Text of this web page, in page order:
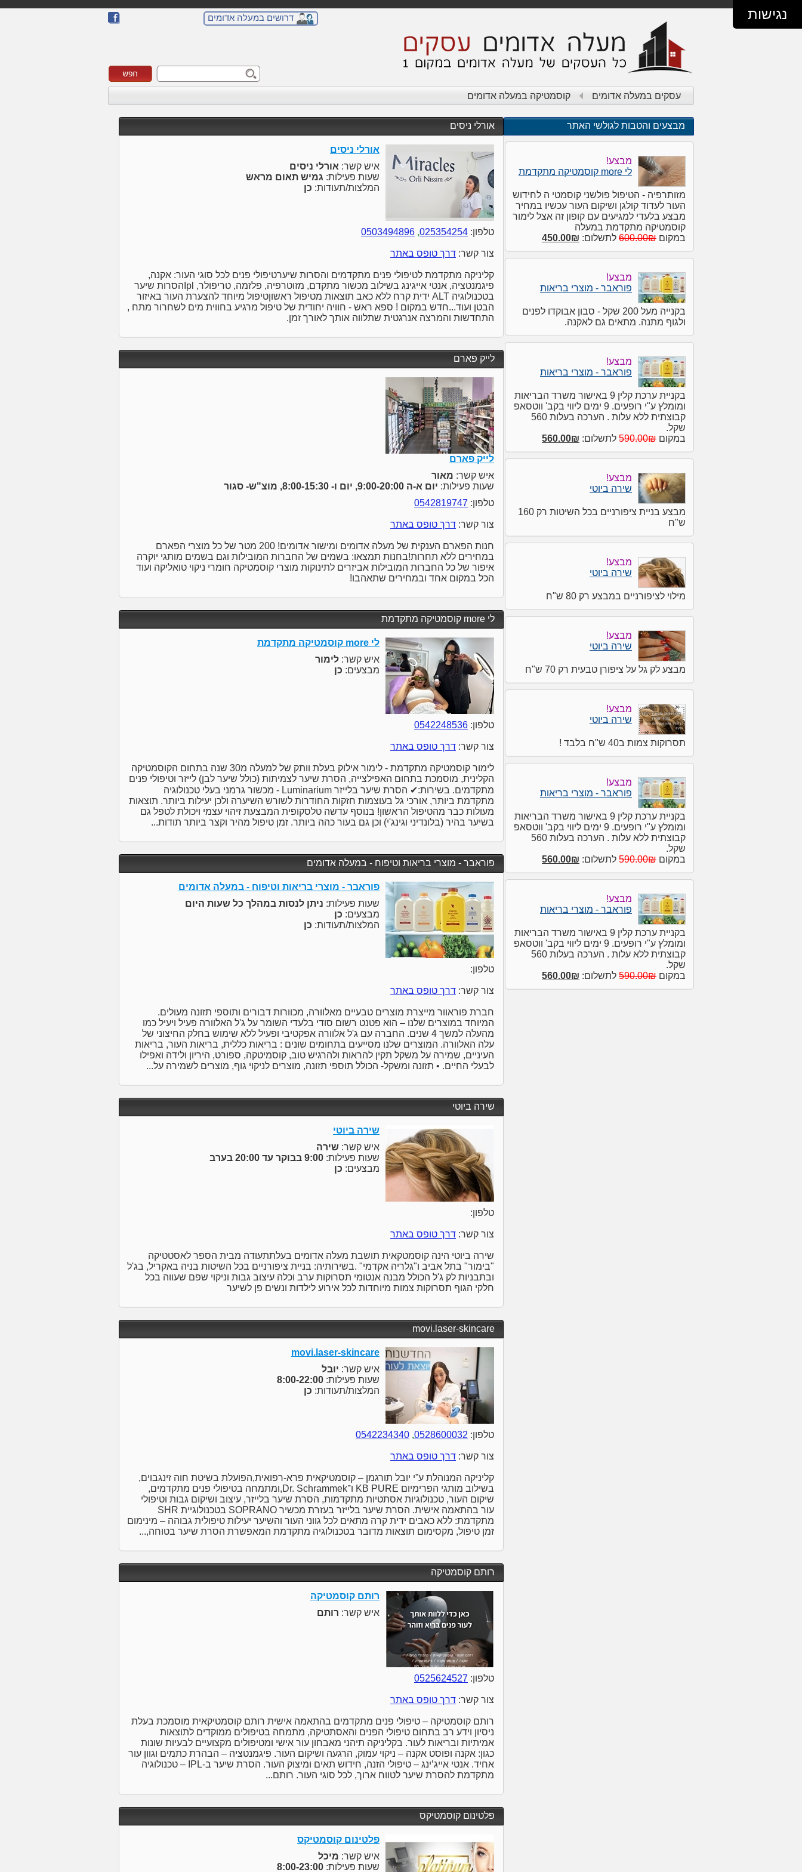
נגישות דרושים במעלה אדומים
עסקים במעלה אדומים קוסמטיקה במעלה אדומים
אורלי ניסים
אורלי ניסים
איש קשר: אורלי ניסים
שעות פעילות: גמיש תאום מראש
המלצות/תעודות: כן
טלפון: 025354254
,
0503494896
צור קשר: דרך טופס באתר
קליניקה מתקדמת לטיפולי פנים מתקדמים והסרות שיערטיפולי פנים לכל סוגי העור: אקנה,
פיגמנטציה, אנטי אייגינג בשילוב מכשור מתקדם, מזוטרפיה, פלזמה, טריפולר, Iplהסרות שיער
בטכנולוגיה ALT ידית קרח ללא כאב תוצאות מטיפול ראשוןטיפול מיוחד להצערת העור באיזור
הבטן ועוד...חדש במקום ! ספא ראש - חוויה יחודית של טיפול מרגיע בחווית מים לשחרור מתח ,
התחדשות והמרצה אנרגטית שתלווה אותך לאורך זמן.
לייק פארם
לייק פארם
איש קשר: מאור
שעות פעילות: יום א-ה 9:00-20:00, יום ו- 8:00-15:30, מוצ"ש- סגור
טלפון: 0542819747
צור קשר: דרך טופס באתר
חנות הפארם הענקית של מעלה אדומים ומישור אדומים! 200 מטר של כל מוצרי הפארם
במחירים ללא תחרות!בחנות תמצאו: בשמים של החברות המובילות וגם בשמים מותגי יוקרה
איפור של כל החברות המובילות אביזרים לתינוקות מוצרי קוסמטיקה חומרי ניקוי טואליקה ועוד
הכל במקום אחד ובמחירים שתאהבו!
לי more קוסמטיקה מתקדמת
לי more קוסמטיקה מתקדמת
איש קשר: לימור
מבצעים: כן
טלפון: 0542248536
צור קשר: דרך טופס באתר
לימור קוסמטיקה מתקדמת - לימור אילוק בעלת וותק של למעלה מ30 שנה בתחום הקוסמטיקה
הקלינית, מוסמכת בתחום האפילצייה, הסרת שיער לצמיתות (כולל שיער לבן) לייזר וטיפולי פנים
מתקדמים. בשירות:✔ הסרת שיער בלייזר Luminarium - מכשור גרמני בעלי טכנולוגיה
מתקדמת ביותר, אורכי גל בעוצמות חזקות החודרות לשורש השיערה ולכן יעילות ביותר. תוצאות
מעולות כבר מהטיפול הראשון! בנוסף עדשה טלסקופית המבצעת זיהוי עצמי ויכולת לטפל גם
בשיער בהיר (בלונדיני וגינג'י) וכן גם בעור כהה ביותר. זמן טיפול מהיר וקצר ביותר תודות...
פוראבר - מוצרי בריאות וטיפוח - במעלה אדומים
פוראבר - מוצרי בריאות וטיפוח - במעלה אדומים
שעות פעילות: ניתן לנסות במהלך כל שעות היום
מבצעים: כן
המלצות/תעודות: כן
טלפון:
צור קשר: דרך טופס באתר
חברת פוראוור מייצרת מוצרים טבעיים מאלוורה, מכוורות דבורים ותוספי תזונה מעולים.
המיוחד במוצרים שלנו – הוא פטנט רשום סודי בלעדי השומר על ג'ל האלוורה פעיל ויעיל כמו
מהעלה למשך 4 שנים. החברה עם ג'ל אלוורה אפקטיבי ופעיל ללא שימוש בחלק החיצוני של
עלה האלוורה. המוצרים שלנו מסייעים בתחומים שונים : בריאות כללית, בריאות העור, בריאות
העיניים, שמירה על משקל תקין להראות ולהרגיש טוב, קוסמיטקה, ספורט, היריון ולידה ואפילו
לבעלי החיים. • תזונה ומשקל- הכולל תוספי תזונה, מוצרים לניקוי גוף, מוצרים לשמירה על...
שירה ביוטי
שירה ביוטי
איש קשר: שירה
שעות פעילות: 9:00 בבוקר עד 20:00 בערב
מבצעים: כן
טלפון:
צור קשר: דרך טופס באתר
שירה ביוטי הינה קוסמטקאית תושבת מעלה אדומים בעלתתעודה מבית הספר לאסטטיקה
"בימור" בתל אביב ו"גלריה אקדמי" .בשירותיה: בניית ציפורניים בכל השיטות בניה באקריל, בג'ל
ובתבניות לק ג'ל הכולל מבנה אנטומי תסרוקות ערב וכלה עיצוב גבות וניקוי שפם שעווה בכל
חלקי הגוף תסרוקות צמות מיוחדות לכל אירוע לילדות ונשים פן לשיער
movi.laser-skincare
movi.laser-skincare
איש קשר: יובל
שעות פעילות: 8:00-22:00
המלצות/תעודות: כן
טלפון: 0528600032
,
0542234340
צור קשר: דרך טופס באתר
קליניקה המנוהלת ע”י יובל תורגמן – קוסמטיקאית פרא-רפואית,הפועלת בשיטת חוה זינגבוים,
בשילוב מותגי הפרימיום KB PURE ו־Dr. Schrammek,ומתמחה בטיפולי פנים מתקדמים,
שיקום העור, טכנולוגיות אסתטיות מתקדמות, הסרת שיער בלייזר, עיצוב ושיקום גבות וטיפולי
עור בהתאמה אישית. הסרת שיער בלייזר בעזרת מכשיר SOPRANO בטכנולוגיית SHR
מתקדמת: ללא כאבים ידית קרה מתאים לכל גווני העור והשיער יעילות טיפולית גבוהה – מינימום
זמן טיפול, מקסימום תוצאות מדובר בטכנולוגיה מתקדמת המאפשרת הסרת שיער בטוחה,...
רותם קוסמטיקה
רותם קוסמטיקה
איש קשר: רותם
טלפון: 0525624527
צור קשר: דרך טופס באתר
רותם קוסמטיקה – טיפולי פנים מתקדמים בהתאמה אישית רותם קוסמטיקאית מוסמכת בעלת
ניסיון וידע רב בתחום טיפולי הפנים והאסתטיקה, מתמחה בטיפולים ממוקדים לתוצאות
אמיתיות ובריאות לעור. בקליניקה תיהני מאבחון עור אישי ומטיפולים מקצועיים לבעיות שונות
כגון: אקנה ופוסט אקנה – ניקוי עמוק, הרגעה ושיקום העור. פיגמנטציה – הבהרת כתמים וגוון עור
אחיד. אנטי אייג’ינג – טיפולי הזנה, חידוש תאים ומיצוק העור. הסרת שיער ב-IPL – טכנולוגיה
מתקדמת להסרת שיער לטווח ארוך, לכל סוגי העור. רותם...
פלטינום קוסמטיקס
פלטינום קוסמטיקס
איש קשר: מיכל
שעות פעילות: 8:00-23:00
מבצעים והטבות לגולשי האתר
מבצע!
לי more קוסמטיקה מתקדמת
מזותרפיה - הטיפול פולשני קוסמטי ה לחידוש
העור לעדוד קולגן ושיקום העור עכשיו במחיר
מבצע בלעדי למגיעים עם קופון זה אצל לימור
קוסמטיקה מתקדמת במעלה
במקום 600.00₪ לתשלום: 450.00₪
מבצע!
פוראבר - מוצרי בריאות
בקנייה מעל 200 שקל - סבון אבוקדו לפנים
ולגוף מתנה. מתאים גם לאקנה.
מבצע!
פוראבר - מוצרי בריאות
בקניית ערכת קלין 9 באישור משרד הבריאות
ומומלץ ע"י רופעים. 9 ימים ליווי בקב' ווטסאפ
קבוצתית ללא עלות . הערכה בעלות 560
שקל.
במקום 590.00₪ לתשלום: 560.00₪
מבצע!
שירה ביוטי
מבצע בניית ציפורניים בכל השיטות רק 160
ש"ח
מבצע!
שירה ביוטי
מילוי לציפורניים במבצע רק 80 ש"ח
מבצע!
שירה ביוטי
מבצע לק גל על ציפורן טבעית רק 70 ש"ח
מבצע!
שירה ביוטי
תסרוקות צמות ב40 ש"ח בלבד !
מבצע!
פוראבר - מוצרי בריאות
בקניית ערכת קלין 9 באישור משרד הבריאות
ומומלץ ע"י רופעים. 9 ימים ליווי בקב' ווטסאפ
קבוצתית ללא עלות . הערכה בעלות 560
שקל.
במקום 590.00₪ לתשלום: 560.00₪
מבצע!
פוראבר - מוצרי בריאות
בקניית ערכת קלין 9 באישור משרד הבריאות
ומומלץ ע"י רופעים. 9 ימים ליווי בקב' ווטסאפ
קבוצתית ללא עלות . הערכה בעלות 560
שקל.
במקום 590.00₪ לתשלום: 560.00₪